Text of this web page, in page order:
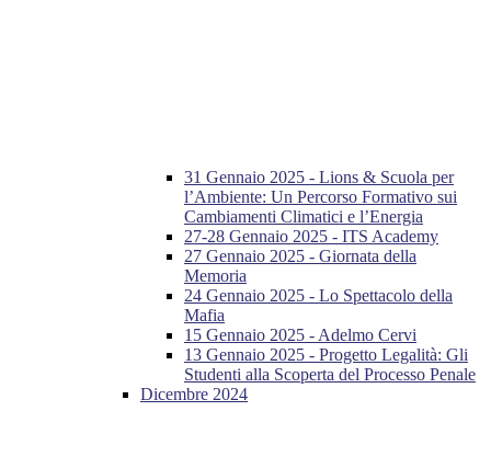
31 Gennaio 2025 - Lions & Scuola per
l’Ambiente: Un Percorso Formativo sui
Cambiamenti Climatici e l’Energia
27-28 Gennaio 2025 - ITS Academy
27 Gennaio 2025 - Giornata della
Memoria
24 Gennaio 2025 - Lo Spettacolo della
Mafia
15 Gennaio 2025 - Adelmo Cervi
13 Gennaio 2025 - Progetto Legalità: Gli
Studenti alla Scoperta del Processo Penale
Dicembre 2024